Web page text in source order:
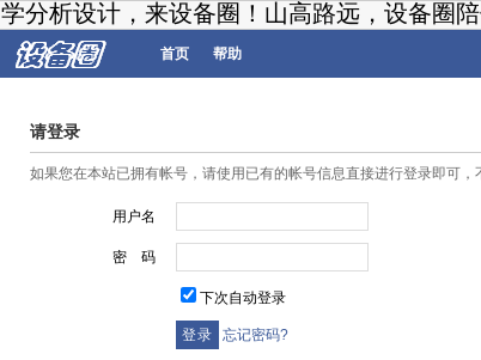
学分析设计，来设备圈！山高路远，设备圈陪
首页 帮助
请登录
如果您在本站已拥有帐号，请使用已有的帐号信息直接进行登录即可，
用户名
密 码
下次自动登录
忘记密码?